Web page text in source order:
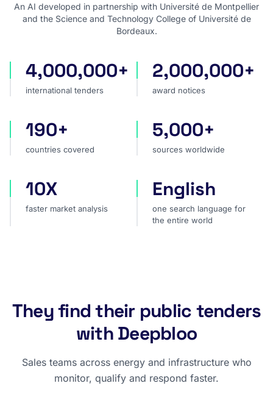
An AI developed in partnership with Université de Montpellier
and the Science and Technology College of Université de
Bordeaux.
international tenders
4,000,000+
international tenders
award notices
2,000,000+
award notices
countries covered
190+
countries covered
sources worldwide
5,000+
sources worldwide
faster market analysis
10X
faster market analysis
one search language for
English
one search language for
the entire world
They find their public tenders
with Deepbloo
Sales teams across energy and infrastructure who
monitor, qualify and respond faster.